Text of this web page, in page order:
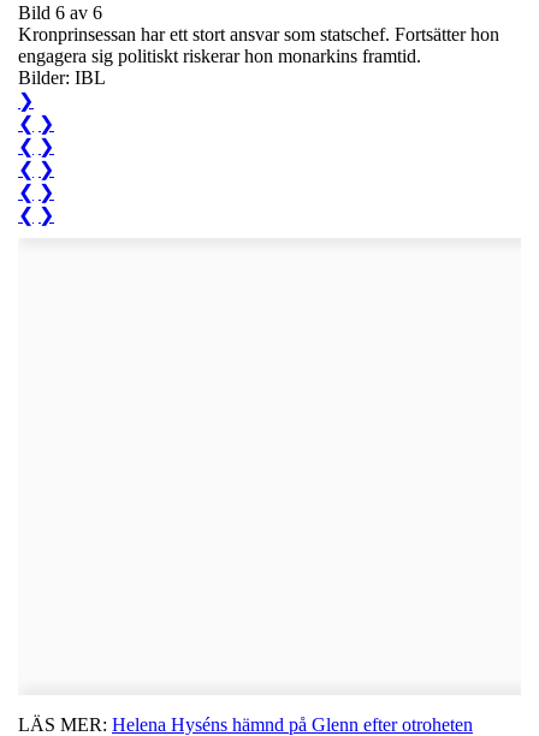
Bild 6 av 6
Kronprinsessan har ett stort ansvar som statschef. Fortsätter hon
engagera sig politiskt riskerar hon monarkins framtid.
Bilder: IBL
❯
❮ ❯
❮ ❯
❮ ❯
❮ ❯
❮ ❯
LÄS MER: Helena Hyséns hämnd på Glenn efter otroheten